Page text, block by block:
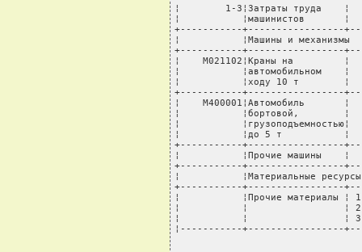
¦        1-3¦Затраты труда
¦           ¦машинистов
+-----------+-----------------
¦           ¦Машины и
+-----------+-----------------
¦    М021102¦Краны на
¦
¦           ¦ходу 10 т
+-----------+-----------------
¦    М400001¦Автомобиль
¦           ¦бортовой,
¦
¦           ¦до 5 т
+-----------+-----------------
¦           ¦Прочие машины
+-----------+-----------------
¦           ¦Материальные
+-----------+-----------------
¦           ¦Прочие
¦           ¦                 ¦ 2
¦           ¦                 ¦ 3
¦-----------+-----------------